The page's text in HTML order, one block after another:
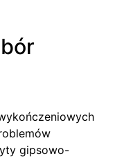
gipsowo-